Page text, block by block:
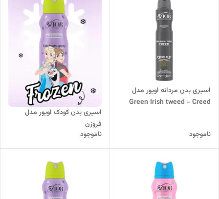
اسپری بدن مردانه اویور مدل
Green Irish tweed - Creed
ناموجود
اسپری بدن کودک اویور مدل
فروزن
ناموجود